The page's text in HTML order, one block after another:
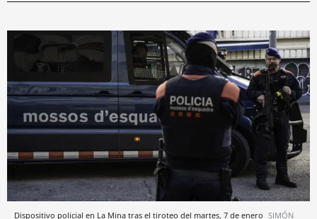
Dispositivo policial en La Mina tras el tiroteo del martes, 7 de enero SIMÓN